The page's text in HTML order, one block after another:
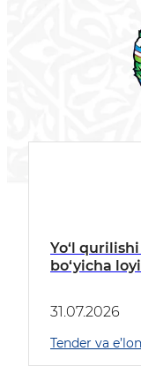
Yo‘l
bo‘yicha
31.07.2026
Tender va